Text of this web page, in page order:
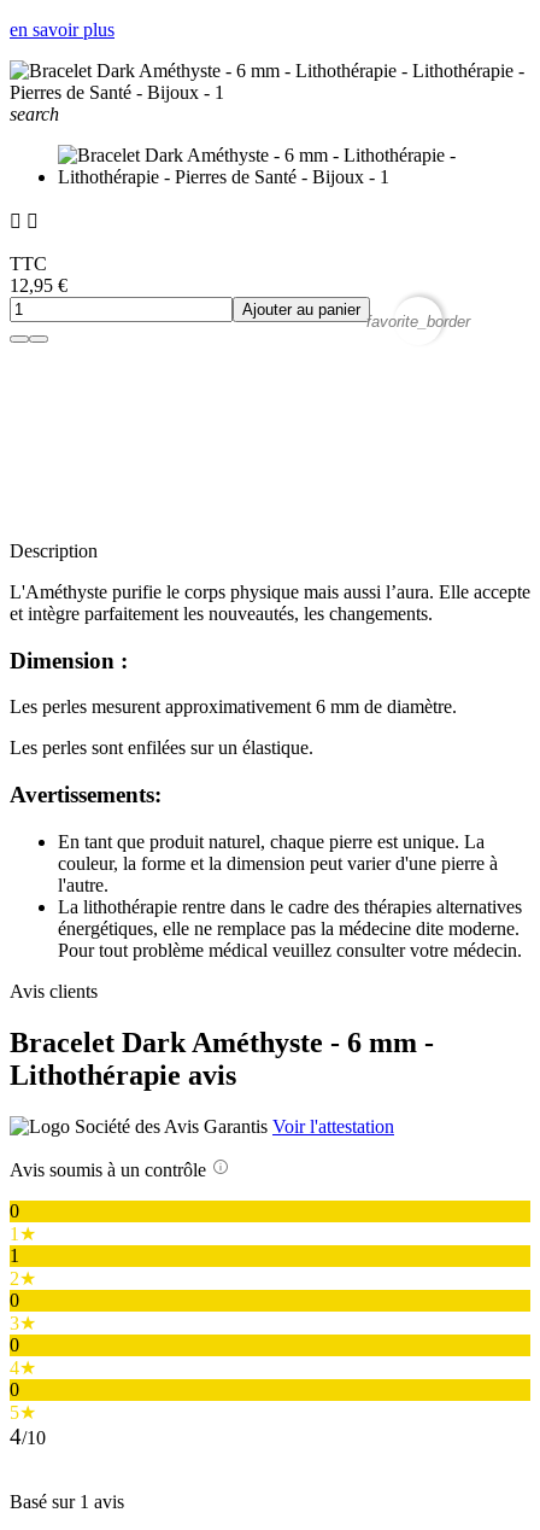
en savoir plus
search
 
TTC
12,95 €
Ajouter au panier
favorite_border
Description
L'Améthyste purifie le corps physique mais aussi l’aura. Elle accepte
et intègre parfaitement les nouveautés, les changements.
Dimension :
Les perles mesurent approximativement 6 mm de diamètre.
Les perles sont enfilées sur un élastique.
Avertissements:
En tant que produit naturel, chaque pierre est unique. La
couleur, la forme et la dimension peut varier d'une pierre à
l'autre.
La lithothérapie rentre dans le cadre des thérapies alternatives
énergétiques, elle ne remplace pas la médecine dite moderne.
Pour tout problème médical veuillez consulter votre médecin.
Avis clients
Bracelet Dark Améthyste - 6 mm -
Lithothérapie avis
Voir l'attestation
Avis soumis à un contrôle
0
1★
1
2★
0
3★
0
4★
0
5★
4/10
Basé sur 1 avis